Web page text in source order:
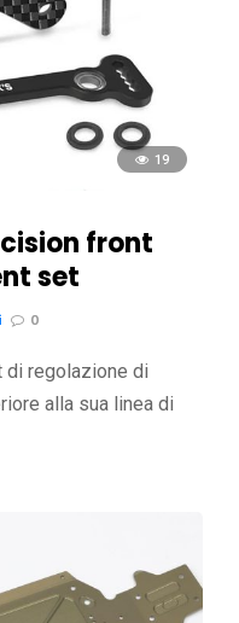
19
front
set
0
di regolazione di
alla sua linea di